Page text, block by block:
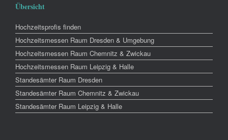
Übersicht
Hochzeitsprofis finden
Hochzeitsmessen Raum Dresden & Umgebung
Hochzeitsmessen Raum Chemnitz & Zwickau
Hochzeitsmessen Raum Leipzig & Halle
Standesämter Raum Dresden
Standesämter Raum Chemnitz & Zwickau
Standesämter Raum Leipzig & Halle